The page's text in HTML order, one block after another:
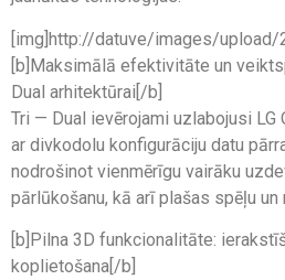
[img]http://datuve/images/upload/
[b]Maksimālā efektivitāte un
Dual arhitektūrai[/b]
Tri — Dual ievērojami uzlabojusi LG
ar divkodolu konfigurāciju datu
nodrošinot vienmērīgu vairāku
pārlūkošanu, kā arī plašas spēļu
[b]Pilna 3D funkcionalitāte:
koplietošana[/b]